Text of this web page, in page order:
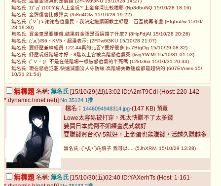
無名氏: Σ(ﾟдﾟ)100Y有人上金玩? 上金穿深比較糟耶 (Np3dbuNQ 15/10/28 18:16)
無名氏: 金彈傷害比銀彈高 (/h8d4Olw 15/10/28 19:22)
無名氏: (´∀`)ゝ謝謝各位島民，我決定繼續開教主紓壓…百歪就再考慮 (EfgbuI/w 15/10/
28 19:30)
無名氏: 買金車是要賺錢.結果射金彈是否搞錯了什麼? (8HpFdjAI 15/10/28 20:26)
無名氏: (;´д`)IS6、KV5、超潘表示: (2FPw6GKU 15/10/28 21:07)
無名氏: 要紓壓兼練組員 122-44真的比百Y要好很多 (s.7BtgOg 15/10/29 08:32)
無名氏: 紓壓玩低階場才好，8階以上會被高階怒伯氣死 (kvgYW.MI 15/10/31 01:53)
無名氏: (ﾟ∀。)ㄏ不是在低階場一樣被怒伯氣的半死嗎 (12kfz8io 15/10/31 20:33)
無名氏: 現在怒伯氾濫.快速滅團沒人守防線.高階場失敗速度都是超快的 (607EVmes 15/
10/31 21:54)
無標題 名稱: 無名氏 [15/10/29(四)13:02 ID:A2mT9CdI (Host: 220-142-
*.dynamic.hinet.net)] No.35124 1推
檔名： 1446094948314.jpg-(147 KB) 預覽
Lowe太容易被打穿，死太快賺不了太多錢
要買日本虎倒不如練臺虎式就好
要賺錢買台KV-5就好，上金蛋也能賺錢，活越久賺越多
無名氏: (´◓Д◔`)Ԡ俼子 我可以.... (5JhXRiV. 15/10/29 13:28)
無標題 名稱: 無名氏 [15/10/30(五)02:40 ID:YAXerhTs (Host: 1-161-